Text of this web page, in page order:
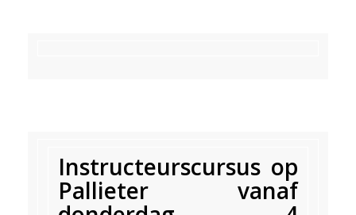
Instructeurscursus op
Pallieter vanaf